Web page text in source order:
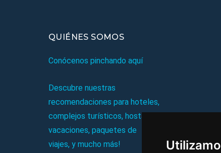
QUIÉNES SOMOS
Conócenos pinchando aquí
Descubre nuestras
recomendaciones para hoteles,
complejos turísticos, hostales,
vacaciones, paquetes de
viajes, y mucho más!